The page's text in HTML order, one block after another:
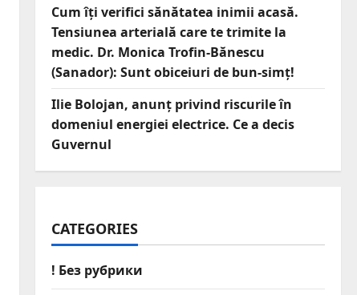
Cum îți verifici sănătatea inimii acasă.
Tensiunea arterială care te trimite la
medic. Dr. Monica Trofin-Bănescu
(Sanador): Sunt obiceiuri de bun-simț!
Ilie Bolojan, anunț privind riscurile în
domeniul energiei electrice. Ce a decis
Guvernul
CATEGORIES
! Без рубрики